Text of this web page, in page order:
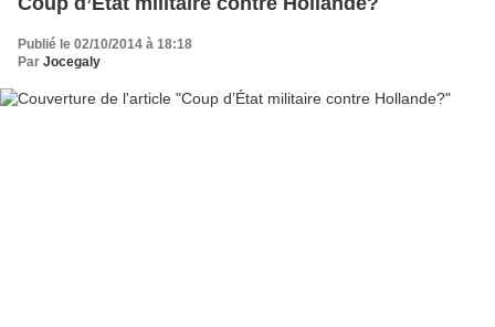
Publié le 02/10/2014 à 18:18
Par Jocegaly